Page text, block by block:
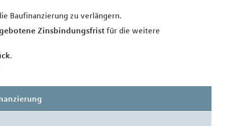
Baufinanzierung zu verlängern.
Zinsbindungsfrist für die weitere
.